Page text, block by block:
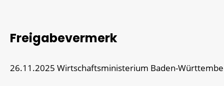
Freigabevermerk
26.11.2025 Wirtschaftsministerium Baden-